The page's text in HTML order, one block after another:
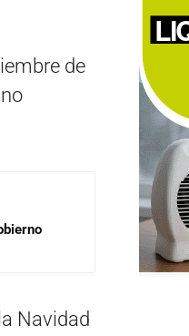
de
Navidad